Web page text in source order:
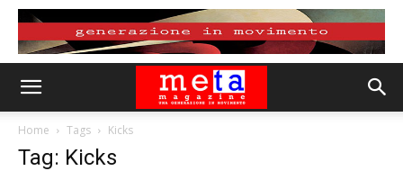
Home Tags Kicks
Tag: Kicks